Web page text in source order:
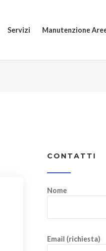
Servizi Manutenzione
CONTATTI
Nome
Email (richiesta)